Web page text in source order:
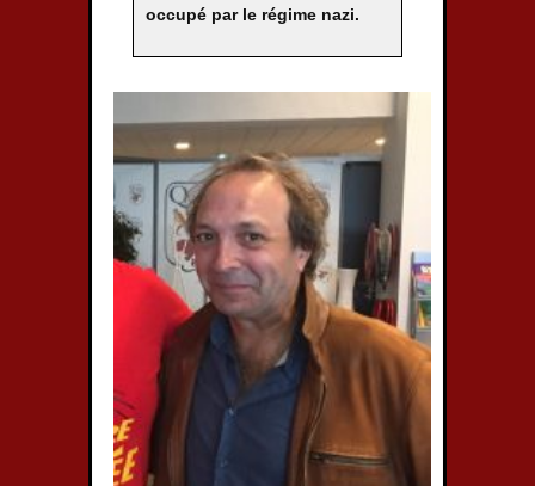
occupé par le régime nazi.